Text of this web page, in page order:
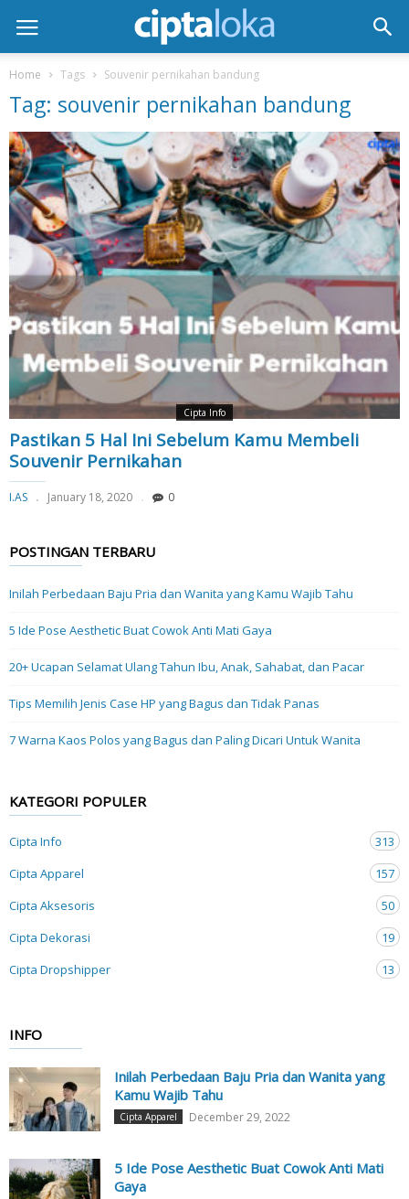
Home Tags Souvenir pernikahan bandung
Tag: souvenir pernikahan bandung
Cipta Info
Pastikan 5 Hal Ini Sebelum Kamu Membeli
Souvenir Pernikahan
I.AS January 18, 2020 0
POSTINGAN TERBARU
Inilah Perbedaan Baju Pria dan Wanita yang Kamu Wajib Tahu
5 Ide Pose Aesthetic Buat Cowok Anti Mati Gaya
20+ Ucapan Selamat Ulang Tahun Ibu, Anak, Sahabat, dan Pacar
Tips Memilih Jenis Case HP yang Bagus dan Tidak Panas
7 Warna Kaos Polos yang Bagus dan Paling Dicari Untuk Wanita
KATEGORI POPULER
Cipta Info
313
Cipta Apparel
157
Cipta Aksesoris
50
Cipta Dekorasi
19
Cipta Dropshipper
13
INFO
Inilah Perbedaan Baju Pria dan Wanita yang
Kamu Wajib Tahu
Cipta Apparel December 29, 2022
5 Ide Pose Aesthetic Buat Cowok Anti Mati
Gaya